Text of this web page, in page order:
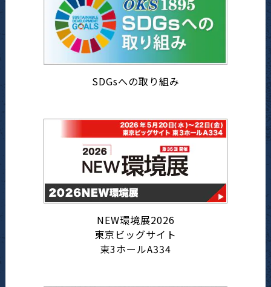
SDGsへの取り組み
NEW環境展2026
東京ビッグサイト
東3ホールA334